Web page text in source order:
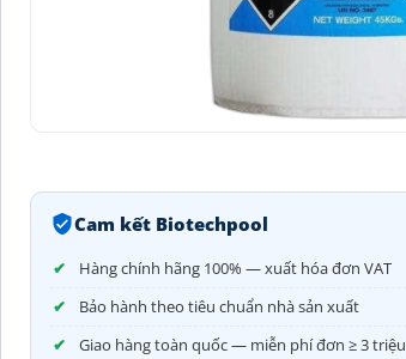
Cam kết Biotechpool
Hàng chính hãng 100% — xuất hóa đơn VAT
Bảo hành theo tiêu chuẩn nhà sản xuất
Giao hàng toàn quốc — miễn phí đơn ≥ 3 triệu